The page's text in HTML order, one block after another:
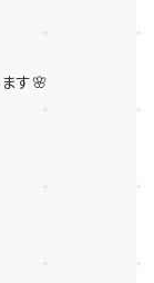
す🌸